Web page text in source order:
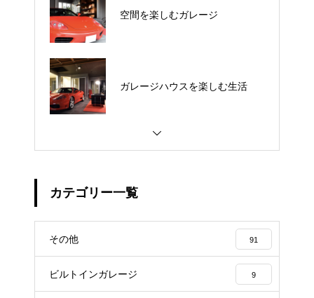
空間を楽しむガレージ
ガレージハウスを楽しむ生活
カテゴリー一覧
その他 91
ビルトインガレージ 9